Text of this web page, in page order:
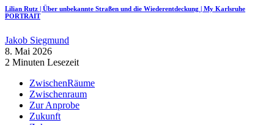
Lilian Rutz | Über unbekannte Straßen und die Wiederentdeckung | My Karlsruhe
PORTRAIT
Jakob Siegmund
8. Mai 2026
2 Minuten Lesezeit
ZwischenRäume
Zwischenraum
Zur Anprobe
Zukunft